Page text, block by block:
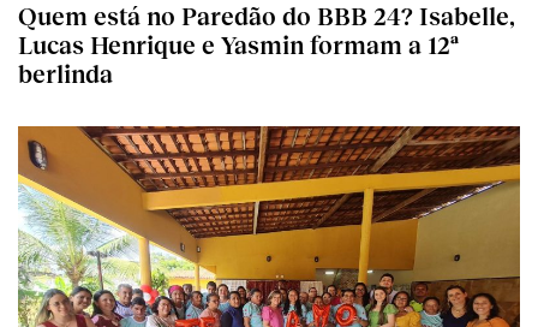
Quem está no Paredão do BBB 24? Isabelle,
Lucas Henrique e Yasmin formam a 12ª
berlinda